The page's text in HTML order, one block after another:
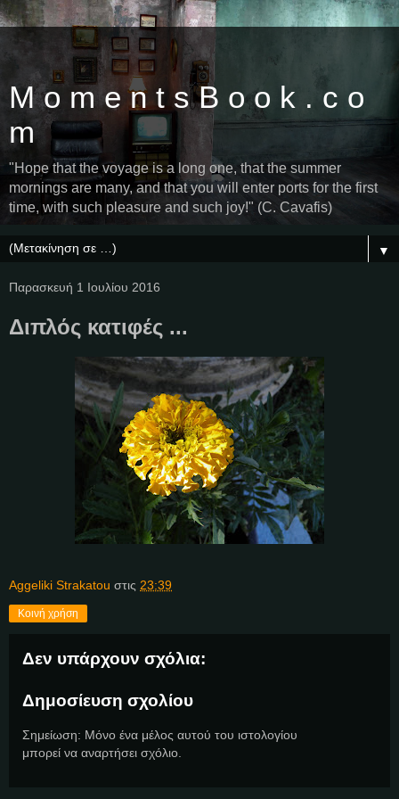
M o m e n t s B o o k . c o
m
"Hope that the voyage is a long one, that the summer
mornings are many, and that you will enter ports for the first
time, with such pleasure and such joy!" (C. Cavafis)
▼
Παρασκευή 1 Ιουλίου 2016
Διπλός κατιφές ...
Aggeliki Strakatou στις 23:39
Κοινή χρήση
Δεν υπάρχουν σχόλια:
Δημοσίευση σχολίου
Σημείωση: Μόνο ένα μέλος αυτού του ιστολογίου
μπορεί να αναρτήσει σχόλιο.